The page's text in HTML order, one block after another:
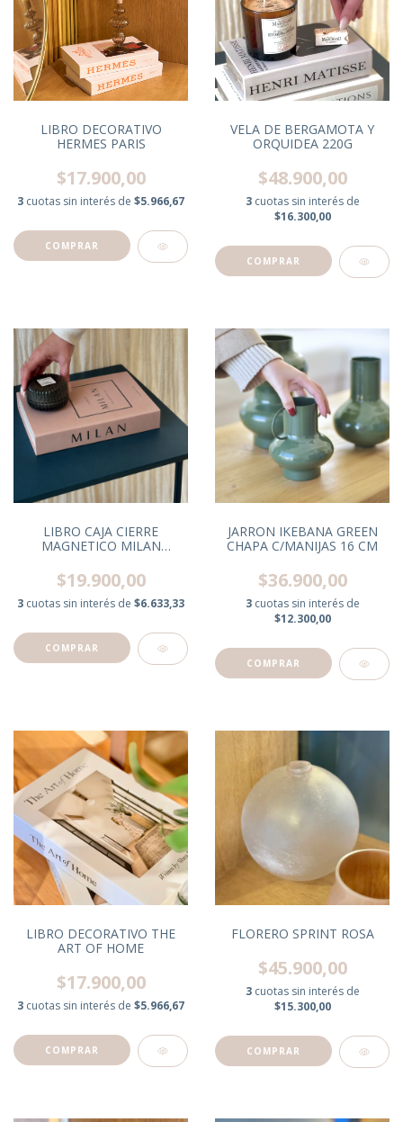
LIBRO DECORATIVO
HERMES PARIS
$17.900,00
3 cuotas sin interés de $5.966,67
VELA DE BERGAMOTA Y
ORQUIDEA 220G
$48.900,00
3 cuotas sin interés de
$16.300,00
LIBRO CAJA CIERRE
MAGNETICO MILAN
$19.900,00
3 cuotas sin interés de $6.633,33
JARRON IKEBANA GREEN
CHAPA C/MANIJAS 16 CM
$36.900,00
3 cuotas sin interés de
$12.300,00
LIBRO DECORATIVO THE
ART OF HOME
$17.900,00
3 cuotas sin interés de $5.966,67
FLORERO SPRINT ROSA
$45.900,00
3 cuotas sin interés de
$15.300,00